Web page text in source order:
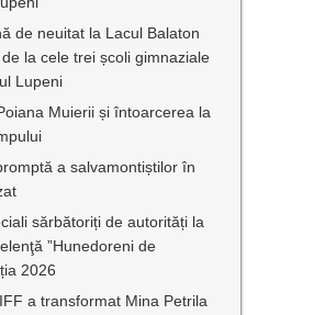
de neuitat la Lacul Balaton
la cele trei școli gimnaziale
Lupeni
Muierii și întoarcerea la
a salvamontiștilor în
sărbătoriți de autorități la
”Hunedoreni de
2026
a transformat Mina Petrila